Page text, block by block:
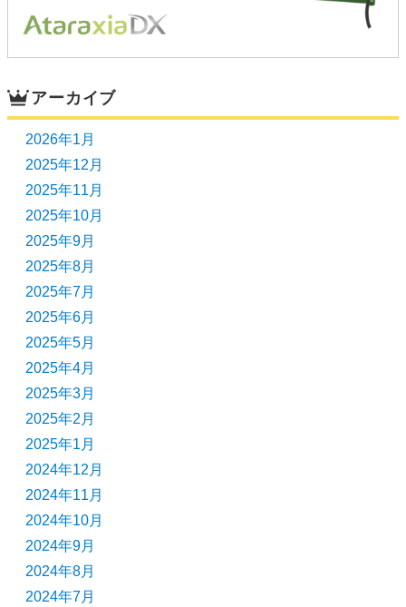
アーカイブ
2026年1月
2025年12月
2025年11月
2025年10月
2025年9月
2025年8月
2025年7月
2025年6月
2025年5月
2025年4月
2025年3月
2025年2月
2025年1月
2024年12月
2024年11月
2024年10月
2024年9月
2024年8月
2024年7月